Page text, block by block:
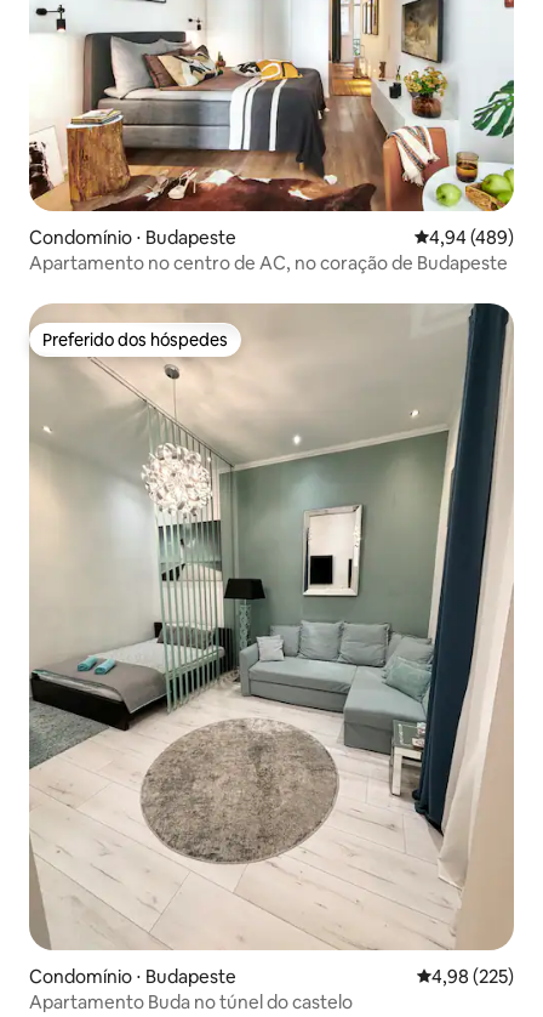
Condomínio ⋅ Budapeste 4,94 de uma
4,94 (489)
Apartamento no centro de AC, no coração de Budapeste
Preferido dos hóspedes
Preferido dos hóspedes
Condomínio ⋅ Budapeste 4,98 de uma
4,98 (225)
Apartamento Buda no túnel do castelo